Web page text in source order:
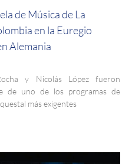
de Música de La
en la Euregio
Alemania
y Nicolás López fueron
de uno de los programas de
más exigentes